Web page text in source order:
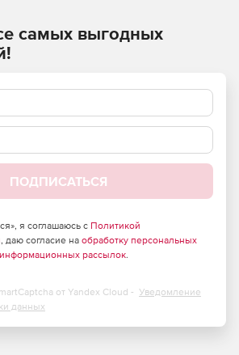
самых выгодных
ПОДПИСАТЬСЯ
я соглашаюсь с Политикой
, даю согласие на обработку персональных
рассылок.
от Yandex Cloud - Уведомление
данных